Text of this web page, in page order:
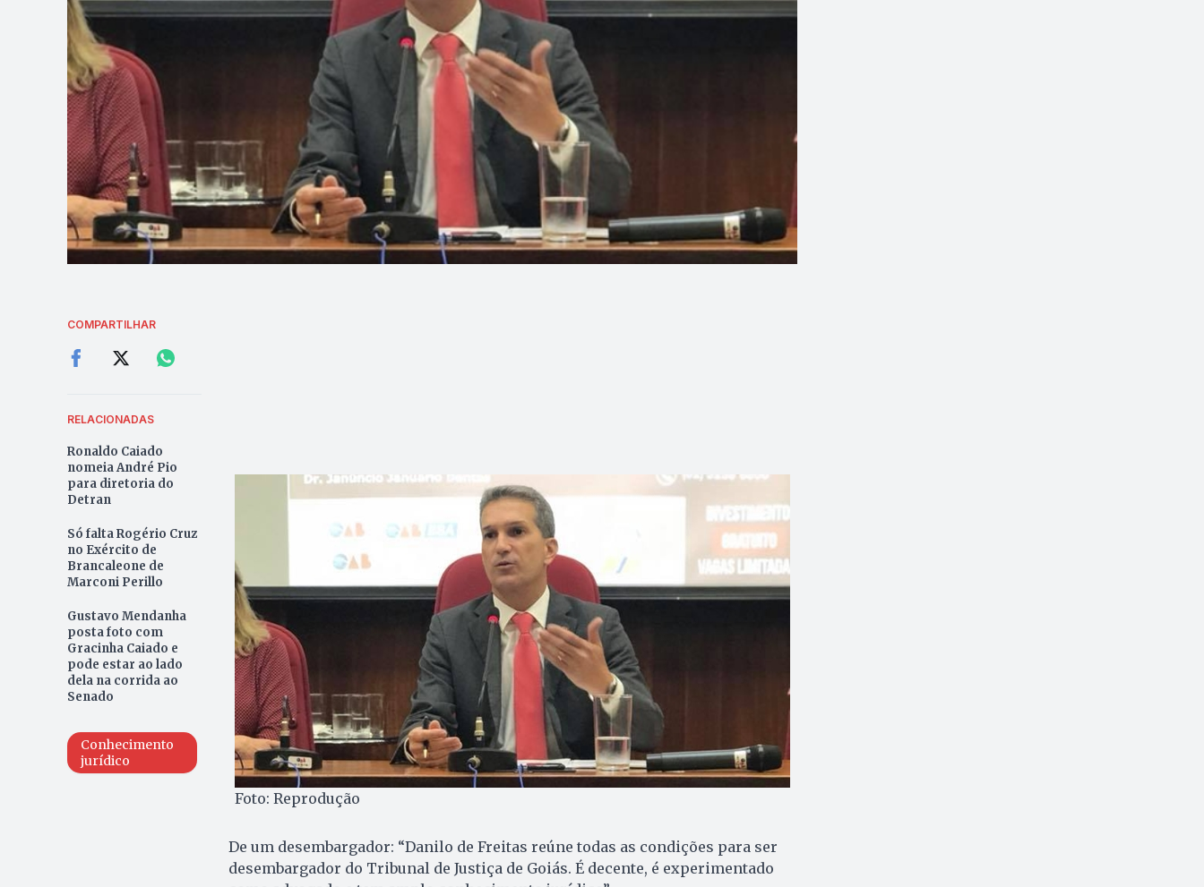
COMPARTILHAR
RELACIONADAS
Ronaldo Caiado
nomeia André Pio
para diretoria do
Detran
Só falta Rogério Cruz
no Exército de
Brancaleone de
Marconi Perillo
Gustavo Mendanha
posta foto com
Gracinha Caiado e
pode estar ao lado
dela na corrida ao
Senado
Conhecimento
jurídico
Foto: Reprodução
De um desembargador: “Danilo de Freitas reúne todas as condições para ser
desembargador do Tribunal de Justiça de Goiás. É decente, é experimentado